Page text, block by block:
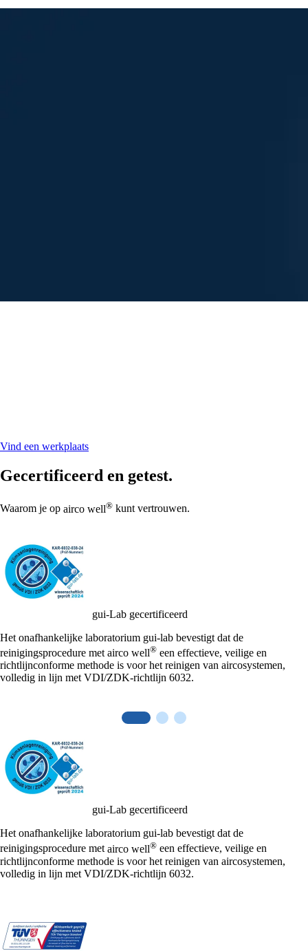
Vind een werkplaats
Gecertificeerd en getest.
Waarom je op airco well® kunt vertrouwen.
gui-Lab gecertificeerd
Het onafhankelijke laboratorium gui-lab bevestigt dat de
reinigingsprocedure met airco well® een effectieve, veilige en
richtlijnconforme methode is voor het reinigen van aircosystemen,
volledig in lijn met VDI/ZDK-richtlijn 6032.
gui-Lab gecertificeerd
Het onafhankelijke laboratorium gui-lab bevestigt dat de
reinigingsprocedure metairco well® een effectieve, veilige en
richtlijnconforme methode is voor het reinigen van aircosystemen,
volledig in lijn met VDI/ZDK-richtlijn 6032.